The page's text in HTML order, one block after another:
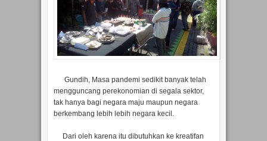
Gundih, Masa pandemi sedikit banyak telah
mengguncang perekonomian di segala sektor,
tak hanya bagi negara maju maupun negara
berkembang lebih lebih negara kecil.
Dari oleh karena itu dibutuhkan ke kreatifan